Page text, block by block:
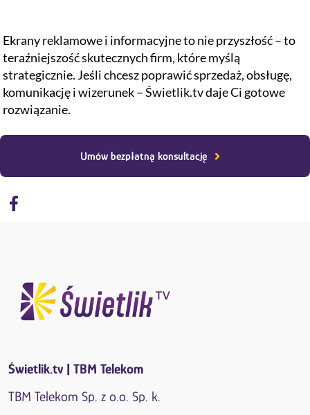
Ekrany reklamowe i informacyjne to nie przyszłość – to
teraźniejszość skutecznych firm, które myślą
strategicznie. Jeśli chcesz poprawić sprzedaż, obsługę,
komunikację i wizerunek – Świetlik.tv daje Ci gotowe
rozwiązanie.
Umów bezpłatną konsultację
Świetlik.tv | TBM Telekom
TBM Telekom Sp. z o.o. Sp. k.